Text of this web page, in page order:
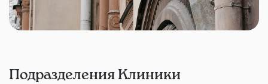
Подразделения Клиники